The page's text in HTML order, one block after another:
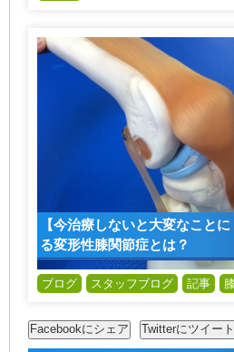
【今治療しないと大変なこと
る変形性膝関節症とは？
ブログ スタッフブログ 記事